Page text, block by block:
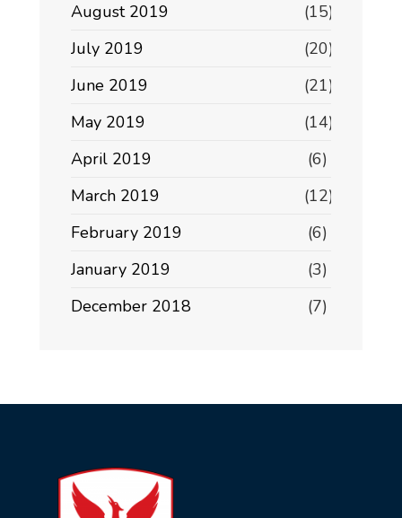
August 2019
(15)
July 2019
(20)
June 2019
(21)
May 2019
(14)
April 2019
(6)
March 2019
(12)
February 2019
(6)
January 2019
(3)
December 2018
(7)